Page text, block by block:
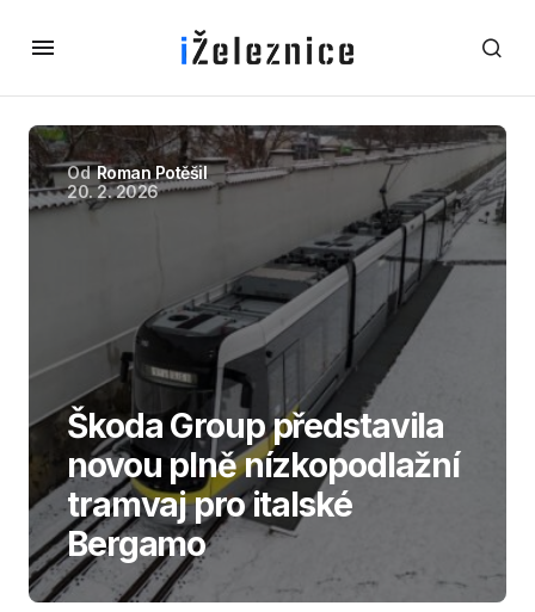
Od Roman Potěšil
20. 2. 2026
Škoda Group představila
novou plně nízkopodlažní
tramvaj pro italské
Bergamo